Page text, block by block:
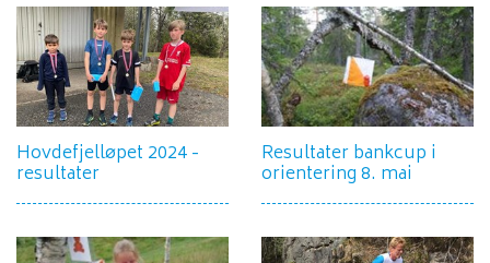
Hovdefjelløpet 2024 -
resultater
Resultater bankcup i
orientering 8. mai